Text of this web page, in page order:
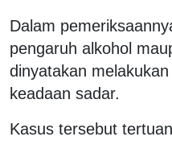
Dalam
pengaruh alkohol
dinyatakan
keadaan sadar.
Kasus tersebut